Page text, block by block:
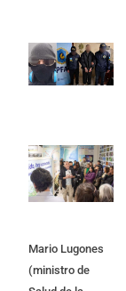
Mario Lugones
(ministro de